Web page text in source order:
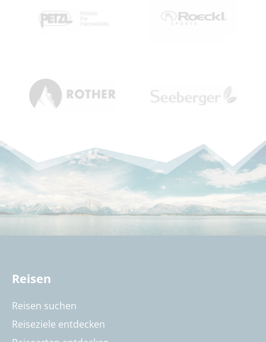
Reisen
Reisen suchen
Reiseziele entdecken